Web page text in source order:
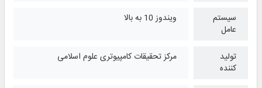
سیستم
عامل
ویندوز 10 به بالا
تولید
کننده
مرکز تحقیقات کامپیوتری علوم اسلامی